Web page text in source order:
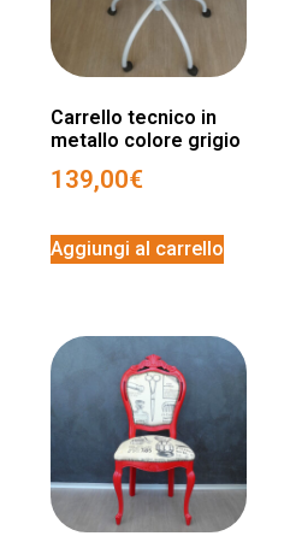
Carrello tecnico in
metallo colore grigio
139,00€
Aggiungi al carrello